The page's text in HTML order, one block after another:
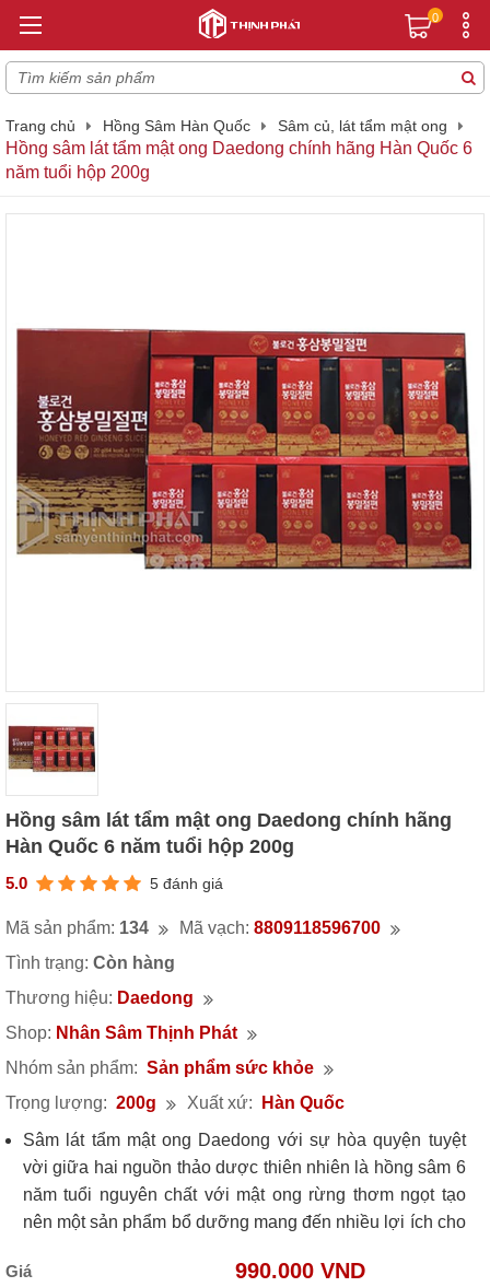
0
Trang chủ Hồng Sâm Hàn Quốc Sâm củ, lát tẩm mật ong
Hồng sâm lát tẩm mật ong Daedong chính hãng Hàn Quốc 6
năm tuổi hộp 200g
Hồng sâm lát tẩm mật ong Daedong chính hãng
Hàn Quốc 6 năm tuổi hộp 200g
5.0 5 đánh giá
Mã sản phẩm: 134 Mã vạch: 8809118596700
Tình trạng: Còn hàng
Thương hiệu: Daedong
Shop: Nhân Sâm Thịnh Phát
Nhóm sản phẩm: Sản phẩm sức khỏe
Trọng lượng: 200g Xuất xứ:
Hàn Quốc
Sâm lát tẩm mật ong Daedong với sự hòa quyện tuyệt
vời giữa hai nguồn thảo dược thiên nhiên là hồng sâm 6
năm tuổi nguyên chất với mật ong rừng thơm ngọt tạo
nên một sản phẩm bổ dưỡng mang đến nhiều lợi ích cho
Sản phẩm hiện đang được rất nhiều người tiêu dùng
Giá 990.000 VND